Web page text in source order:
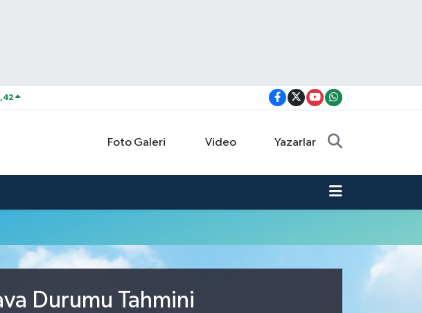
Foto Galeri Video Yazarlar
Durumu Tahmini